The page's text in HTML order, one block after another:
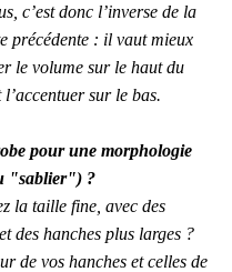
c’est donc l’inverse de la
précédente : il vaut mieux
le volume sur le haut du
l’accentuer sur le bas.
pour une morphologie
"sablier") ?
la taille fine, avec des
des hanches plus larges ?
de vos hanches et celles de